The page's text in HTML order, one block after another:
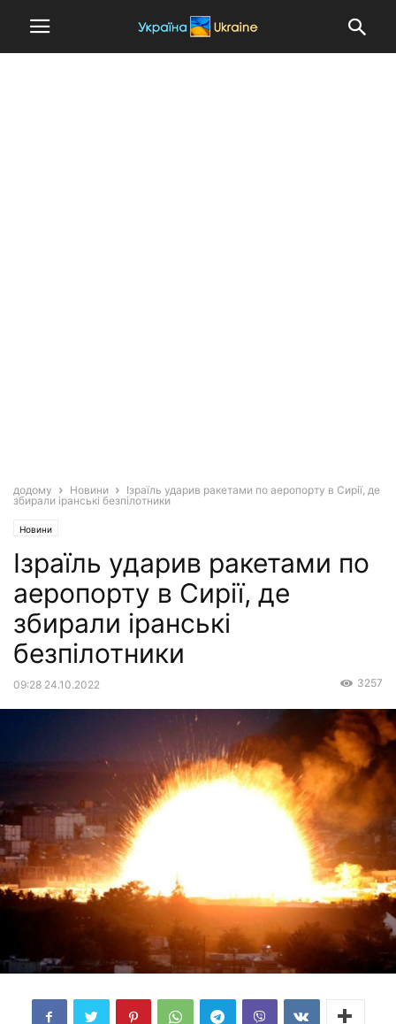
додому Новини
Ізраїль ударив ракетами по аеропорту в Сирії, де
збирали іранські безпілотники
Новини
Ізраїль ударив ракетами по
аеропорту в Сирії, де
збирали іранські
безпілотники
09:28 24.10.2022 3257